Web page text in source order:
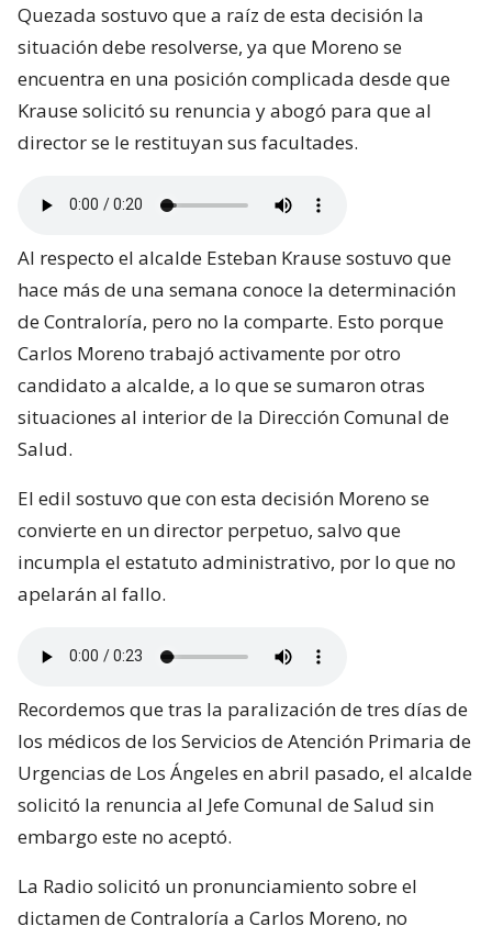
Quezada sostuvo que a raíz de esta decisión la
situación debe resolverse, ya que Moreno se
encuentra en una posición complicada desde que
Krause solicitó su renuncia y abogó para que al
director se le restituyan sus facultades.
Al respecto el alcalde Esteban Krause sostuvo que
hace más de una semana conoce la determinación
de Contraloría, pero no la comparte. Esto porque
Carlos Moreno trabajó activamente por otro
candidato a alcalde, a lo que se sumaron otras
situaciones al interior de la Dirección Comunal de
Salud.
El edil sostuvo que con esta decisión Moreno se
convierte en un director perpetuo, salvo que
incumpla el estatuto administrativo, por lo que no
apelarán al fallo.
Recordemos que tras la paralización de tres días de
los médicos de los Servicios de Atención Primaria de
Urgencias de Los Ángeles en abril pasado, el alcalde
solicitó la renuncia al Jefe Comunal de Salud sin
embargo este no aceptó.
La Radio solicitó un pronunciamiento sobre el
dictamen de Contraloría a Carlos Moreno, no